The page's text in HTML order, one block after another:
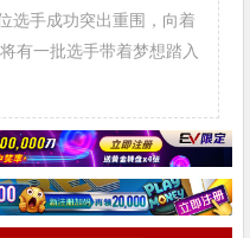
选手成功突出重围，向着
有一批选手带着梦想踏入